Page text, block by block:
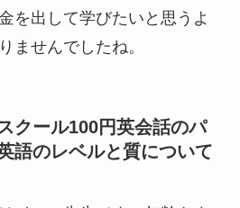
を出して学びたいと思うよ
ませんでしたね。
クール100円英会話のパ
語のレベルと質について